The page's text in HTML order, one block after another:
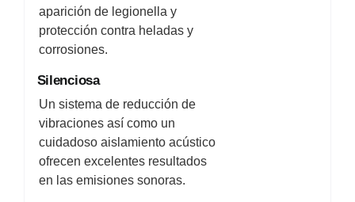
aparición de legionella y
protección contra heladas y
corrosiones.
Silenciosa
Un sistema de reducción de
vibraciones así como un
cuidadoso aislamiento acústico
ofrecen excelentes resultados
en las emisiones sonoras.